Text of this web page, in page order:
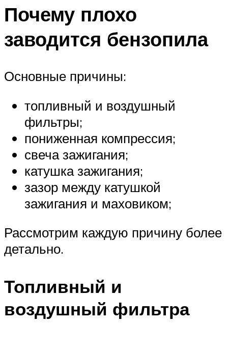
Почему плохо
заводится бензопила
Основные причины:
топливный и воздушный
фильтры;
пониженная компрессия;
свеча зажигания;
катушка зажигания;
зазор между катушкой
зажигания и маховиком;
Рассмотрим каждую причину более
детально.
Топливный и
воздушный фильтра